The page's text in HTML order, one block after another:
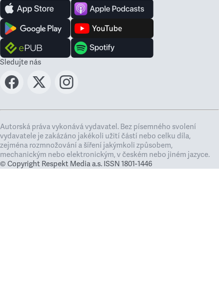
Sledujte nás
Autorská práva vykonává vydavatel. Bez písemného svolení
vydavatele je zakázáno jakékoli užití částí nebo celku díla,
zejména rozmnožování a šíření jakýmkoli způsobem,
mechanickým nebo elektronickým, v českém nebo jiném jazyce.
© Copyright Respekt Media a.s. ISSN 1801-1446